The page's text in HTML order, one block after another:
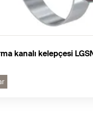
kanalı kelepçesi